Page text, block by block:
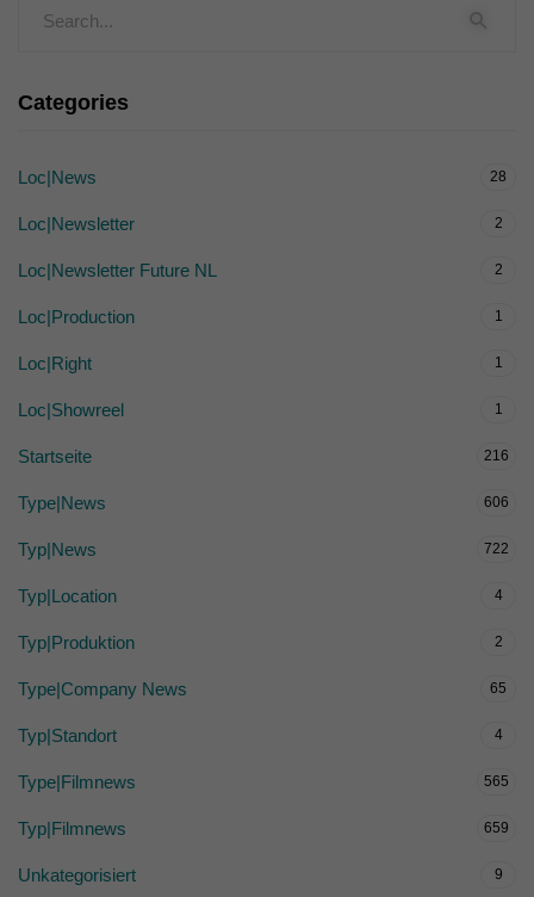
Categories
Loc|News 28
Loc|Newsletter 2
Loc|Newsletter Future NL 2
Loc|Production 1
Loc|Right 1
Loc|Showreel 1
Startseite 216
Type|News 606
Typ|News 722
Typ|Location 4
Typ|Produktion 2
Type|Company News 65
Typ|Standort 4
Type|Filmnews 565
Typ|Filmnews 659
Unkategorisiert 9